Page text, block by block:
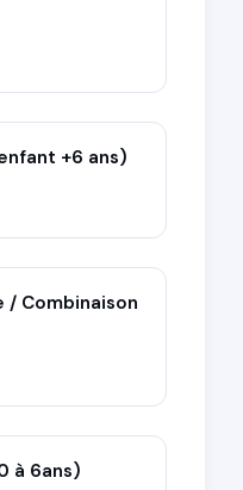
+6 ans)
/ Combinaison
à 6ans)